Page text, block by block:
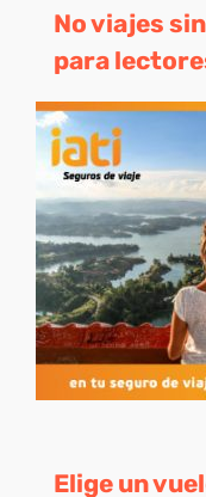
No viajes
para
Elige un